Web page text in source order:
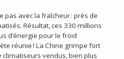
pas avec la fraîcheur : près de
Résultat, ces 330 millions
d’énergie pour le froid
réunie ! La Chine grimpe fort
climatiseurs vendus, bien plus